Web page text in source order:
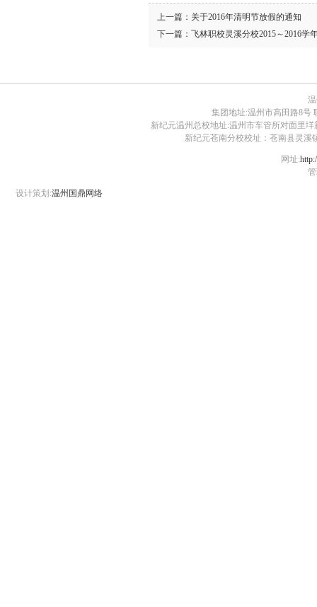
上一篇： 关于2016年清明节放假的通知
下一篇： 飞林职校灵溪分校2015～2016学
集团地址:温州市高田路8号
新纪元温州总校地址:温州市车管所对面里垟
新纪元苍南分校校址：苍南县灵溪
网址:
设计策划:温州国鼎网络